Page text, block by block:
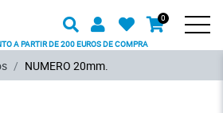
A PARTIR DE 200 EUROS DE COMPRA
Procurar
UsuárioFavoritos
0
NUMERO 20mm.